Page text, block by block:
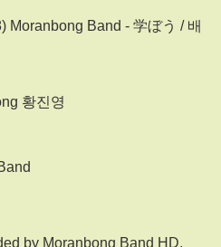
Moranbong Band - 学ぼう / 배
황진영
by Moranbong Band HD.